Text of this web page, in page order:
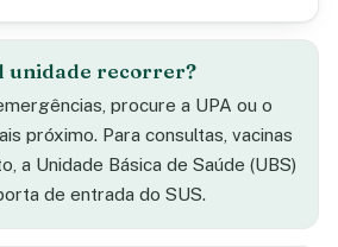
unidade recorrer?
procure a UPA ou o
próximo. Para consultas, vacinas
a Unidade Básica de Saúde (UBS)
de entrada do SUS.